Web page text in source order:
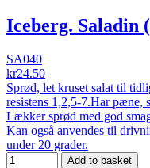
Iceberg. Saladin
SA040
kr24.50
Sprød, let kruset salat til
resistens 1,2,5-7.Har pæne,
Lækker sprød med god
Kan også anvendes til
under 20 grader.
Add to basket